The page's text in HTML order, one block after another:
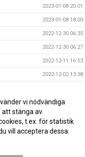
2023-01-08 20:01
2023-01-08 18:00
2022-12-30 06:35
2022-12-30 06:27
2022-12-11 16:53
2022-12-02 13:38
2022-11-16 13:35
2022-11-10 10:26
vi nödvändiga
stänga av.
t.ex. för statistik
vill acceptera dessa.